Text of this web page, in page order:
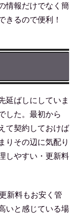
情報だけでなく簡
きるので便利！
延ばしにしていま
した。最初から
て契約しておけば
りその辺に気配り
しやすい・更新料
新料もお安く管
いと感じている場